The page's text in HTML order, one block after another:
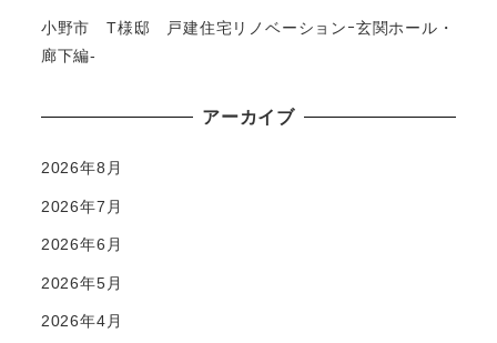
小野市 T様邸 戸建住宅リノベーションｰ玄関ホール・
廊下編-
アーカイブ
2026年8月
2026年7月
2026年6月
2026年5月
2026年4月